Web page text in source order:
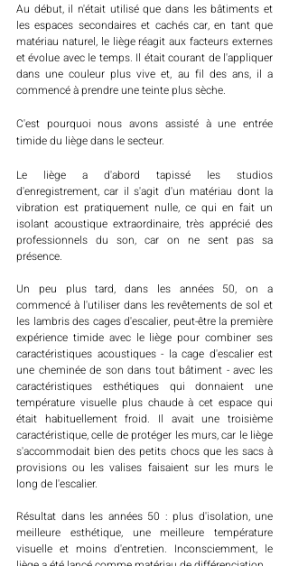
Au début, il n'était utilisé que dans les bâtiments et
les espaces secondaires et cachés car, en tant que
matériau naturel, le liège réagit aux facteurs externes
et évolue avec le temps. Il était courant de l'appliquer
dans une couleur plus vive et, au fil des ans, il a
commencé à prendre une teinte plus sèche.
C'est pourquoi nous avons assisté à une entrée
timide du liège dans le secteur.
Le liège a d'abord tapissé les studios
d'enregistrement, car il s'agit d'un matériau dont la
vibration est pratiquement nulle, ce qui en fait un
isolant acoustique extraordinaire, très apprécié des
professionnels du son, car on ne sent pas sa
présence.
Un peu plus tard, dans les années 50, on a
commencé à l'utiliser dans les revêtements de sol et
les lambris des cages d'escalier, peut-être la première
expérience timide avec le liège pour combiner ses
caractéristiques acoustiques - la cage d'escalier est
une cheminée de son dans tout bâtiment - avec les
caractéristiques esthétiques qui donnaient une
température visuelle plus chaude à cet espace qui
était habituellement froid. Il avait une troisième
caractéristique, celle de protéger les murs, car le liège
s'accommodait bien des petits chocs que les sacs à
provisions ou les valises faisaient sur les murs le
long de l'escalier.
Résultat dans les années 50 : plus d'isolation, une
meilleure esthétique, une meilleure température
visuelle et moins d'entretien. Inconsciemment, le